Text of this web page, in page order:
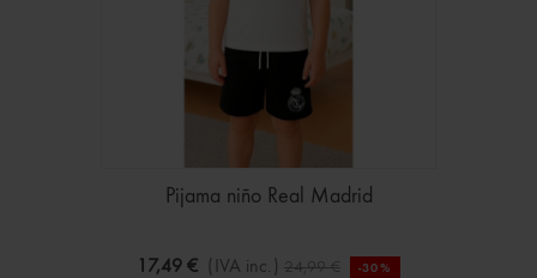
Pijama niño Real Madrid
17,49 € (IVA inc.) 24,99 € -30%